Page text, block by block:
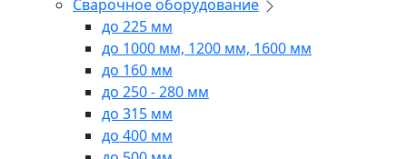
Сварочное оборудование
до 225 мм
до 1000 мм, 1200 мм, 1600 мм
до 160 мм
до 250 - 280 мм
до 315 мм
до 400 мм